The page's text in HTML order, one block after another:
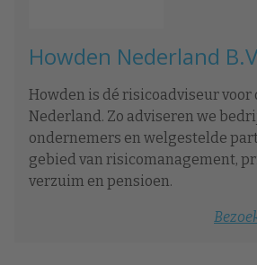
Howden Nederland
Howden is dé risicoadviseur voor
Nederland. Zo adviseren we
ondernemers en welgestelde
gebied van risicomanagement,
verzuim en pensioen.